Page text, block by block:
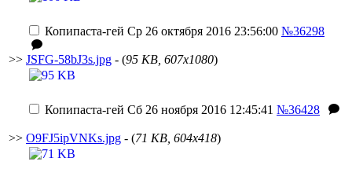
>>
Копипаста-гей Ср 26 октября 2016 23:56:00 №36298
JSFG-58bJ3s.jpg - (95 KB, 607x1080)
>>
Копипаста-гей Сб 26 ноября 2016 12:45:41 №36428
O9FJ5ipVNKs.jpg - (71 KB, 604x418)